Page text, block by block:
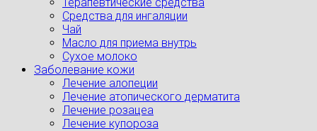
Терапевтические средства
Средства для ингаляции
Чай
Масло для приема внутрь
Сухое молоко
Заболевание кожи
Лечение алопеции
Лечение атопического дерматита
Лечение розацеа
Лечение купороза